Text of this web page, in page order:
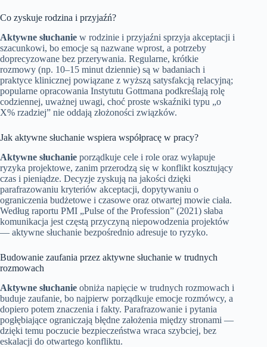
Co zyskuje rodzina i przyjaźń?
Aktywne słuchanie w rodzinie i przyjaźni sprzyja akceptacji i
szacunkowi, bo emocje są nazwane wprost, a potrzeby
doprecyzowane bez przerywania. Regularne, krótkie
rozmowy (np. 10–15 minut dziennie) są w badaniach i
praktyce klinicznej powiązane z wyższą satysfakcją relacyjną;
popularne opracowania Instytutu Gottmana podkreślają rolę
codziennej, uważnej uwagi, choć proste wskaźniki typu „o
X% rzadziej” nie oddają złożoności związków.
Jak aktywne słuchanie wspiera współpracę w pracy?
Aktywne słuchanie porządkuje cele i role oraz wyłapuje
ryzyka projektowe, zanim przerodzą się w konflikt kosztujący
czas i pieniądze. Decyzje zyskują na jakości dzięki
parafrazowaniu kryteriów akceptacji, dopytywaniu o
ograniczenia budżetowe i czasowe oraz otwartej mowie ciała.
Według raportu PMI „Pulse of the Profession” (2021) słaba
komunikacja jest częstą przyczyną niepowodzenia projektów
— aktywne słuchanie bezpośrednio adresuje to ryzyko.
Budowanie zaufania przez aktywne słuchanie w trudnych
rozmowach
Aktywne słuchanie obniża napięcie w trudnych rozmowach i
buduje zaufanie, bo najpierw porządkuje emocje rozmówcy, a
dopiero potem znaczenia i fakty. Parafrazowanie i pytania
pogłębiające ograniczają błędne założenia między stronami —
dzięki temu poczucie bezpieczeństwa wraca szybciej, bez
eskalacji do otwartego konfliktu.